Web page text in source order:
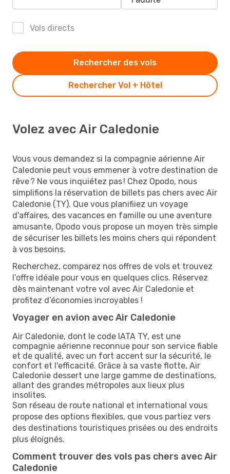
Vols directs
Rechercher Vol + Hôtel
Rechercher des vols
Volez avec Air Caledonie
Vous vous demandez si la compagnie aérienne Air
Caledonie peut vous emmener à votre destination de
rêve ? Ne vous inquiétez pas ! Chez Opodo, nous
simplifions la réservation de billets pas chers avec Air
Caledonie (TY). Que vous planifiiez un voyage
d'affaires, des vacances en famille ou une aventure
amusante, Opodo vous propose un moyen très simple
de sécuriser les billets les moins chers qui répondent
à vos besoins.
Recherchez, comparez nos offres de vols et trouvez
l’offre idéale pour vous en quelques clics. Réservez
dès maintenant votre vol avec Air Caledonie et
profitez d’économies incroyables !
Voyager en avion avec Air Caledonie
Air Caledonie, dont le code IATA TY, est une
compagnie aérienne reconnue pour son service fiable
et de qualité, avec un fort accent sur la sécurité, le
confort et l'efficacité. Grâce à sa vaste flotte, Air
Caledonie dessert une large gamme de destinations,
allant des grandes métropoles aux lieux plus
insolites.
Son réseau de route national et international vous
propose des options flexibles, que vous partiez vers
des destinations touristiques prisées ou des endroits
plus éloignés.
Comment trouver des vols pas chers avec Air
Caledonie